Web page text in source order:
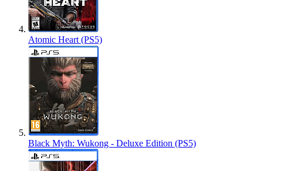
Atomic Heart (PS5)
Black Myth: Wukong - Deluxe Edition (PS5)